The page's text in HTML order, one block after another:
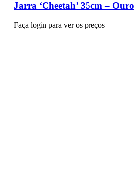
Jarra ‘Cheetah’ 35cm – Ouro
Faça login para ver os preços